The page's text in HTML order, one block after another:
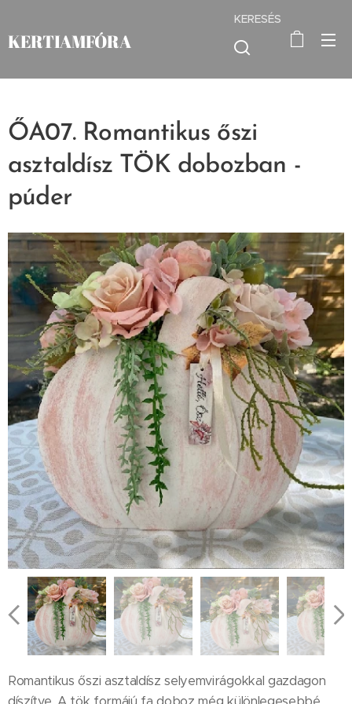
KERTIAMFÓRA
KERESÉS
ŐA07. Romantikus őszi
asztaldísz TÖK dobozban -
púder
Romantikus őszi asztaldísz selyemvirágokkal gazdagon